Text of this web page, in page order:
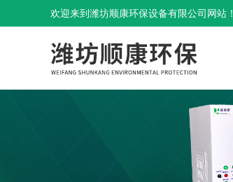
欢迎来到潍坊顺康环保设备有限公司网站！